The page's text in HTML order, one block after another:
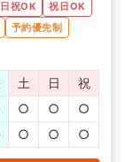
日祝OK
祝日OK
予約優先制
土 日
祝
○ ○
○
○ ○ ○